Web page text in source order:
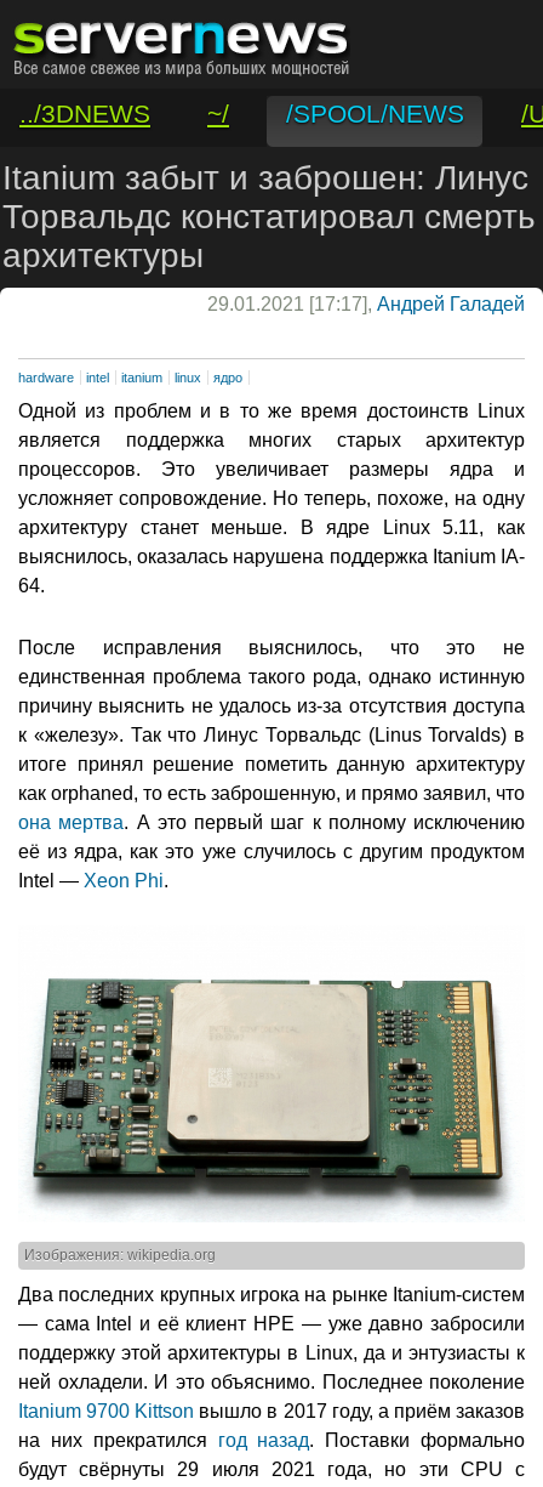
../3DNEWS ~/ /SPOOL/NEWS
/
/VAR/CONTACT
Itanium забыт и заброшен: Линус
Торвальдс констатировал смерть
архитектуры
29.01.2021 [17:17], Андрей Галадей
hardware intel itanium linux ядро
Одной из проблем и в то же время достоинств Linux
является поддержка многих старых архитектур
процессоров. Это увеличивает размеры ядра и
усложняет сопровождение. Но теперь, похоже, на одну
архитектуру станет меньше. В ядре Linux 5.11, как
выяснилось, оказалась нарушена поддержка Itanium IA-
64.
После исправления выяснилось, что это не
единственная проблема такого рода, однако истинную
причину выяснить не удалось из-за отсутствия доступа
к «железу». Так что Линус Торвальдс (Linus Torvalds) в
итоге принял решение пометить данную архитектуру
как orphaned, то есть заброшенную, и прямо заявил, что
она мертва. А это первый шаг к полному исключению
её из ядра, как это уже случилось с другим продуктом
Intel — Xeon Phi.
Изображения: wikipedia.org
Два последних крупных игрока на рынке Itanium-систем
— сама Intel и её клиент HPE — уже давно забросили
поддержку этой архитектуры в Linux, да и энтузиасты к
ней охладели. И это объяснимо. Последнее поколение
Itanium 9700 Kittson вышло в 2017 году, а приём заказов
на них прекратился год назад. Поставки формально
будут свёрнуты 29 июля 2021 года, но эти CPU с